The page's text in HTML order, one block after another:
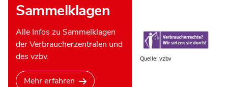
Sammelklagen
Alle Infos zu Sammelklagen
der Verbraucherzentralen und
des vzbv.
Mehr erfahren
Quelle: vzbv